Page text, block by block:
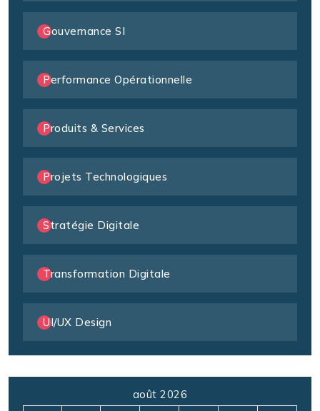
Gouvernance SI
Performance Opérationnelle
Produits & Services
Projets Technologiques
Stratégie Digitale
Transformation Digitale
UI/UX Design
août 2026